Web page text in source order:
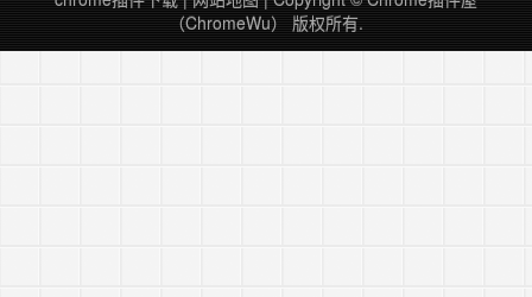
（ChromeWu） 版权所有.